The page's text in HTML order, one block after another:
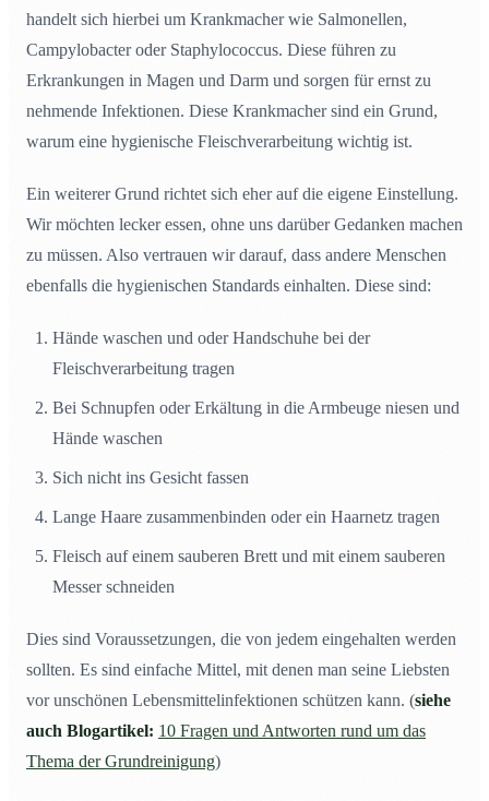
handelt sich hierbei um Krankmacher wie Salmonellen,
Campylobacter oder Staphylococcus. Diese führen zu
Erkrankungen in Magen und Darm und sorgen für ernst zu
nehmende Infektionen. Diese Krankmacher sind ein Grund,
warum eine hygienische Fleischverarbeitung wichtig ist.
Ein weiterer Grund richtet sich eher auf die eigene Einstellung.
Wir möchten lecker essen, ohne uns darüber Gedanken machen
zu müssen. Also vertrauen wir darauf, dass andere Menschen
ebenfalls die hygienischen Standards einhalten. Diese sind:
Hände waschen und oder Handschuhe bei der
Fleischverarbeitung tragen
Bei Schnupfen oder Erkältung in die Armbeuge niesen und
Hände waschen
Sich nicht ins Gesicht fassen
Lange Haare zusammenbinden oder ein Haarnetz tragen
Fleisch auf einem sauberen Brett und mit einem sauberen
Messer schneiden
Dies sind Voraussetzungen, die von jedem eingehalten werden
sollten. Es sind einfache Mittel, mit denen man seine Liebsten
vor unschönen Lebensmittelinfektionen schützen kann. (siehe
auch Blogartikel: 10 Fragen und Antworten rund um das
Thema der Grundreinigung)